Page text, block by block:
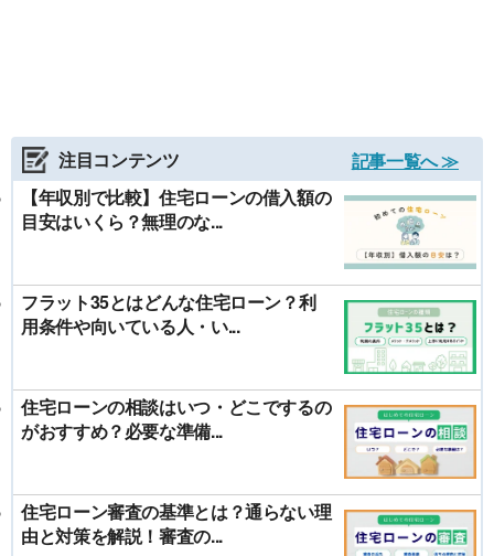
注目コンテンツ
記事一覧へ ≫
【年収別で比較】住宅ローンの借入額の
目安はいくら？無理のな...
フラット35とはどんな住宅ローン？利
用条件や向いている人・い...
住宅ローンの相談はいつ・どこでするの
がおすすめ？必要な準備...
住宅ローン審査の基準とは？通らない理
由と対策を解説！審査の...